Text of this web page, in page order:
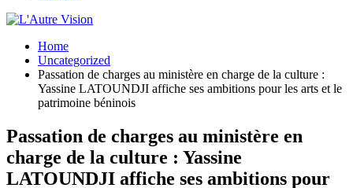
Home
Uncategorized
Passation de charges au ministère en charge de la culture :
Yassine LATOUNDJI affiche ses ambitions pour les arts et le
patrimoine béninois
Passation de charges au ministère en
charge de la culture : Yassine
LATOUNDJI affiche ses ambitions pour